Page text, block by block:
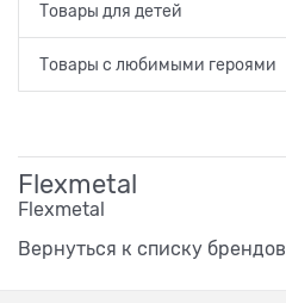
Товары для детей
Товары с любимыми героями
Flexmetal
Flexmetal
Вернуться к списку брендов